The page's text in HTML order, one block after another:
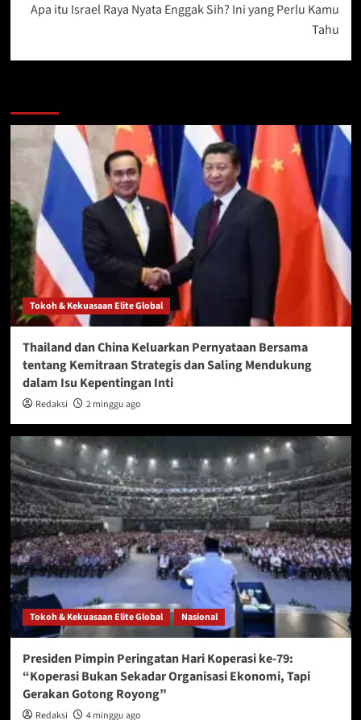
Apa itu Israel Raya Nyata Enggak Sih? Ini yang Perlu Kamu
Tahu
Tokoh & Kekuasaan Elite Global
Thailand dan China Keluarkan Pernyataan Bersama
tentang Kemitraan Strategis dan Saling Mendukung
dalam Isu Kepentingan Inti
Redaksi 2 minggu ago
Tokoh & Kekuasaan Elite Global Nasional
Presiden Pimpin Peringatan Hari Koperasi ke-79:
“Koperasi Bukan Sekadar Organisasi Ekonomi, Tapi
Gerakan Gotong Royong”
Redaksi 4 minggu ago